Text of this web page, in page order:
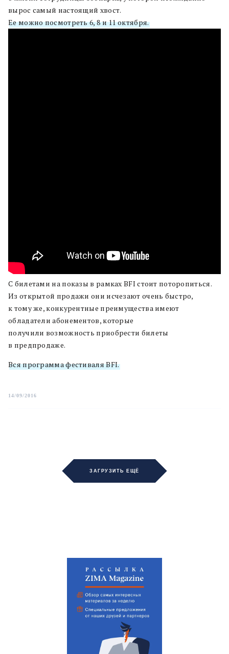
вырос самый настоящий хвост.
Ее можно посмотреть 6, 8 и 11 октября.
С билетами на показы в рамках BFI стоит поторопиться.
Из открытой продажи они исчезают очень быстро,
к тому же, конкурентные преимущества имеют
обладатели абонементов, которые
получили возможность приобрести билеты
в предпродаже.
Вся программа фестиваля BFI.
14/09/2016
ЗАГРУЗИТЬ ЕЩЁ